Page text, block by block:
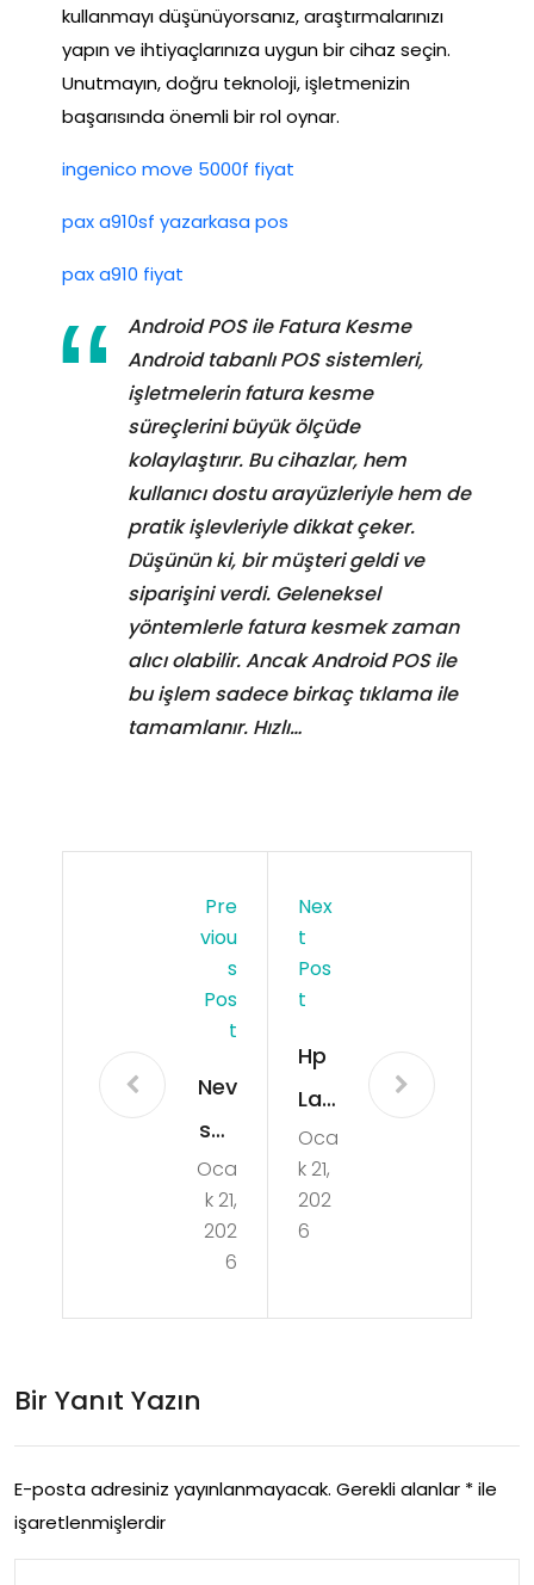
kullanmayı düşünüyorsanız, araştırmalarınızı
yapın ve ihtiyaçlarınıza uygun bir cihaz seçin.
Unutmayın, doğru teknoloji, işletmenizin
başarısında önemli bir rol oynar.
ingenico move 5000f fiyat
pax a910sf yazarkasa pos
pax a910 fiyat
Android POS ile Fatura Kesme
Android tabanlı POS sistemleri,
işletmelerin fatura kesme
süreçlerini büyük ölçüde
kolaylaştırır. Bu cihazlar, hem
kullanıcı dostu arayüzleriyle hem de
pratik işlevleriyle dikkat çeker.
Düşünün ki, bir müşteri geldi ve
siparişini verdi. Geleneksel
yöntemlerle fatura kesmek zaman
alıcı olabilir. Ancak Android POS ile
bu işlem sadece birkaç tıklama ile
tamamlanır. Hızlı…
Pre
Viou
S
Pos
T
Nev
seh
ir
Yol
Yar
mi
Oca
k 21,
202
6
Nex
T
Pos
T
Hp
Lap
top
Acil
ista
nm
unu
Oca
k 21,
202
6
Bir Yanıt Yazın
E-posta adresiniz yayınlanmayacak. Gerekli alanlar *ile
işaretlenmişlerdir